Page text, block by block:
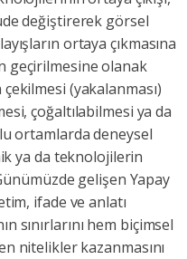
değiştirerek görsel
ortaya çıkmasına
geçirilmesine olanak
(yakalanması)
çoğaltılabilmesi ya da
ortamlarda deneysel
ya da teknolojilerin
gelişen Yapay
ifade ve anlatı
sınırlarını hem biçimsel
nitelikler kazanmasını